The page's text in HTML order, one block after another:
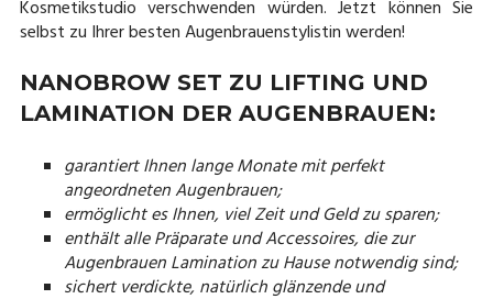
Kosmetikstudio verschwenden würden. Jetzt können Sie
selbst zu Ihrer besten Augenbrauenstylistin werden!
NANOBROW SET ZU LIFTING UND
LAMINATION DER AUGENBRAUEN:
garantiert Ihnen lange Monate mit perfekt
angeordneten Augenbrauen;
ermöglicht es Ihnen, viel Zeit und Geld zu sparen;
enthält alle Präparate und Accessoires, die zur
Augenbrauen Lamination zu Hause notwendig sind;
sichert verdickte, natürlich glänzende und